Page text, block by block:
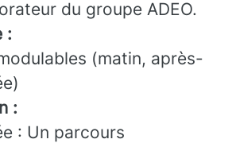
du groupe ADEO.
:
(matin, après-
:
: Un parcours